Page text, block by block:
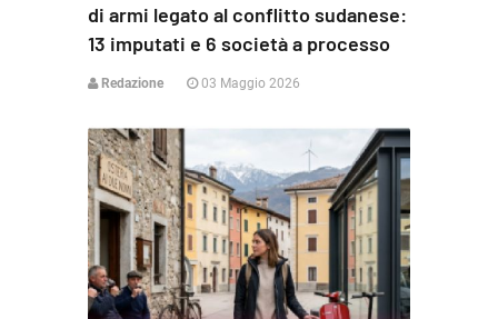
di armi legato al conflitto sudanese:
13 imputati e 6 società a processo
Redazione 03 Maggio 2026